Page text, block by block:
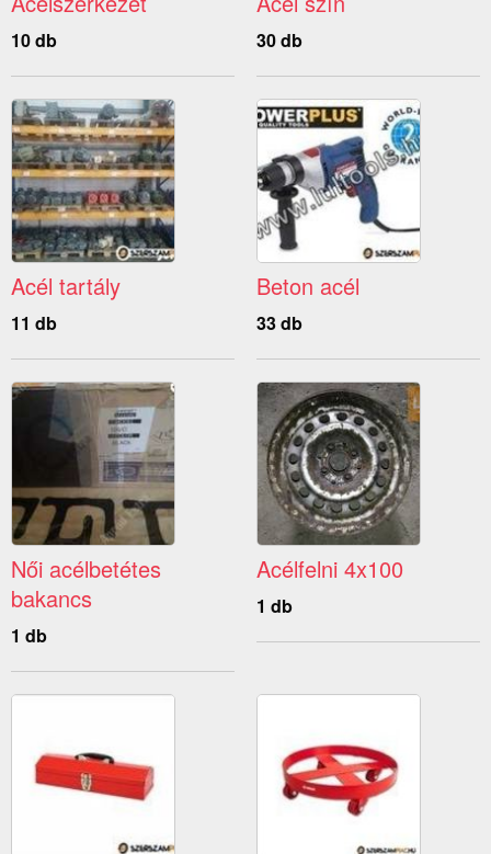
10 db 30 db
Acél tartály
11 db
Beton acél
33 db
Női acélbetétes
bakancs
1 db
Acélfelni 4x100
1 db